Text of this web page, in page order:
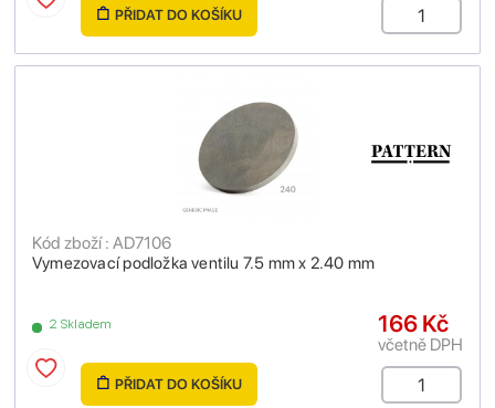
PŘIDAT DO KOŠÍKU
Vymezovací podložka ventilu 7.5 mm x 2.40 mm
Kód zboží : AD7106
2 Skladem 166 Kč
včetně DPH
PŘIDAT DO KOŠÍKU